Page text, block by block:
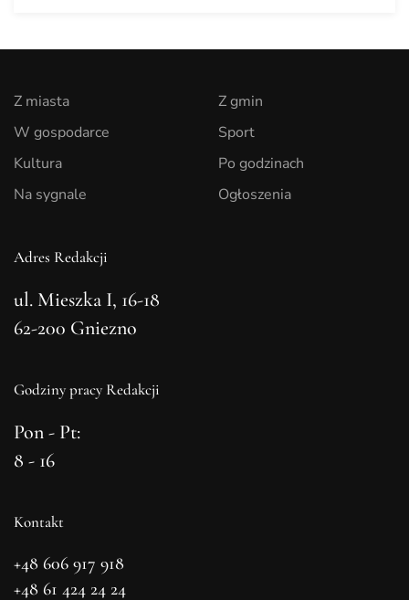
Z miasta
W gospodarce
Kultura
Na sygnale
Z gmin
Sport
Po godzinach
Ogłoszenia
Adres Redakcji
ul. Mieszka I, 16-18
62-200 Gniezno
Godziny pracy Redakcji
Pon - Pt:
8 - 16
Kontakt
+48 606 917 918
+48 61 424 24 24